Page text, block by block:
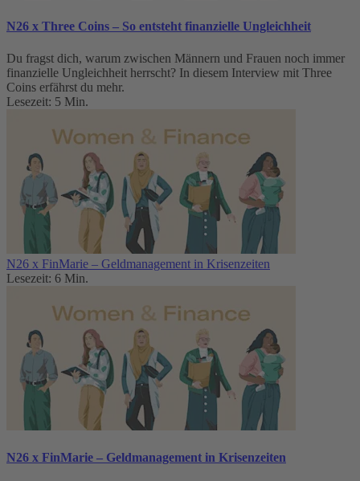
N26 x Three Coins – So entsteht finanzielle Ungleichheit
Du fragst dich, warum zwischen Männern und Frauen noch immer
finanzielle Ungleichheit herrscht? In diesem Interview mit Three
Coins erfährst du mehr.
Lesezeit: 5 Min.
N26 x FinMarie – Geldmanagement in Krisenzeiten
Lesezeit: 6 Min.
N26 x FinMarie – Geldmanagement in Krisenzeiten